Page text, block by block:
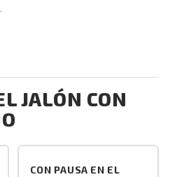
JALÓN CON
CON PAUSA EN EL